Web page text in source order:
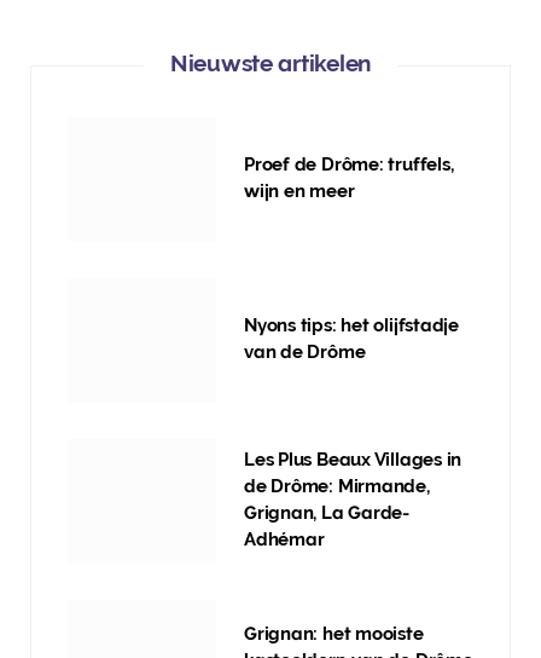
Nieuwste artikelen
Proef de Drôme: truffels,
wijn en meer
Nyons tips: het olijfstadje
van de Drôme
Les Plus Beaux Villages in
de Drôme: Mirmande,
Grignan, La Garde-
Adhémar
Grignan: het mooiste